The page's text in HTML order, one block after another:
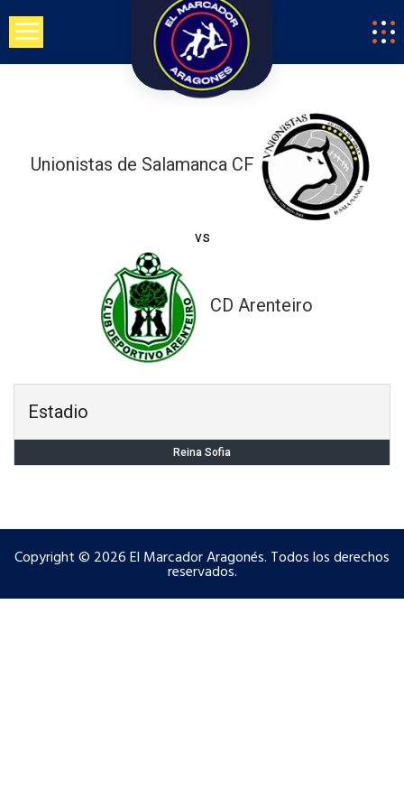
Saltar
contenido
Unionistas de Salamanca CF
vs
CD Arenteiro
Estadio
Reina Sofia
Copyright © 2026 El Marcador Aragonés. Todos los derechos
reservados.